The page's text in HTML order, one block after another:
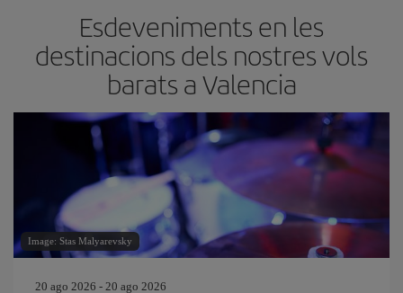
Esdeveniments en les
destinacions dels nostres vols
barats a Valencia
Image: Stas Malyarevsky
20 ago 2026 - 20 ago 2026